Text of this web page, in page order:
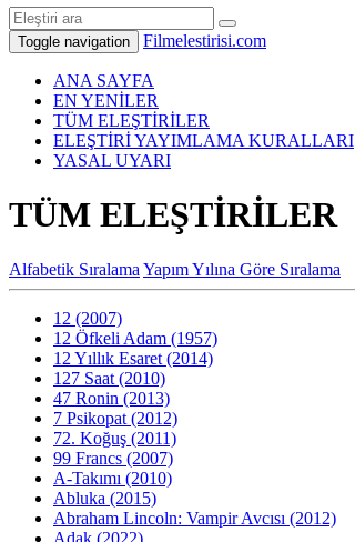
Toggle navigation Filmelestirisi.com
ANA SAYFA
EN YENİLER
TÜM ELEŞTİRİLER
ELEŞTİRİ YAYIMLAMA KURALLARI
YASAL UYARI
TÜM ELEŞTİRİLER
Alfabetik Sıralama Yapım Yılına Göre Sıralama
12 (2007)
12 Öfkeli Adam (1957)
12 Yıllık Esaret (2014)
127 Saat (2010)
47 Ronin (2013)
7 Psikopat (2012)
72. Koğuş (2011)
99 Francs (2007)
A-Takımı (2010)
Abluka (2015)
Abraham Lincoln: Vampir Avcısı (2012)
Adak (2022)